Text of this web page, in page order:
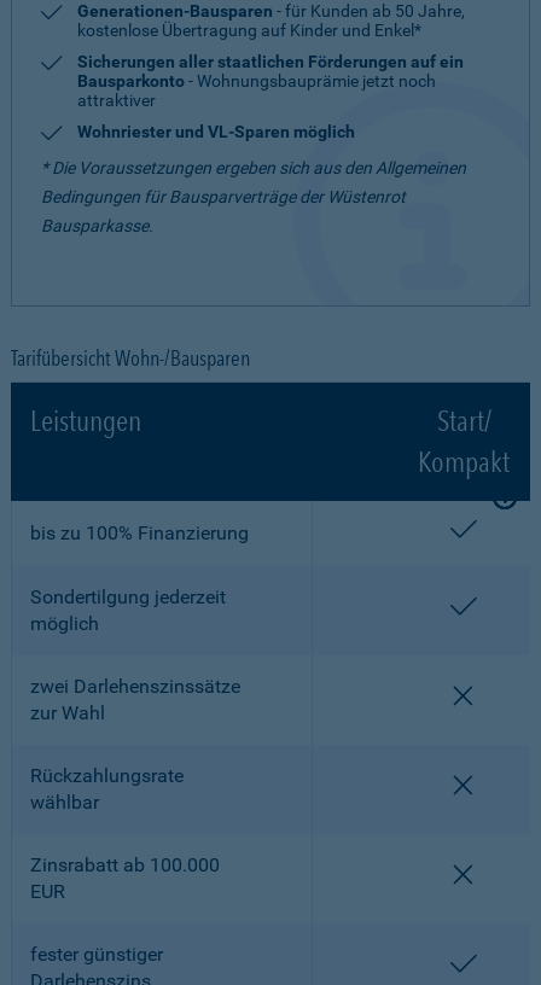
Generationen-Bausparen - für Kunden ab 50 Jahre,
kostenlose Übertragung auf Kinder und Enkel*
Sicherungen aller staatlichen Förderungen auf ein
Bausparkonto- Wohnungsbauprämie jetzt noch
attraktiver
Wohnriester und VL-Sparen möglich
* Die Voraussetzungen ergeben sich aus den Allgemeinen
Bedingungen für Bausparverträge der Wüstenrot
Bausparkasse.
Tarifübersicht Wohn-/Bausparen
Leistungen
Start/
Kompakt
bis zu 100% Finanzierung
Sondertilgung jederzeit
möglich
zwei Darlehenszinssätze
zur Wahl
Rückzahlungsrate
wählbar
Zinsrabatt ab 100.000
EUR
fester günstiger